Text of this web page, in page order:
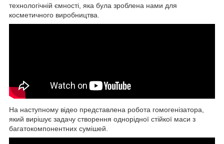
технологічній ємності, яка була зроблена нами для
косметичного виробництва.
На наступному відео представлена робота гомогенізатора,
який вирішує задачу створення однорідної стійкої маси з
багатокомпонентних сумішей.